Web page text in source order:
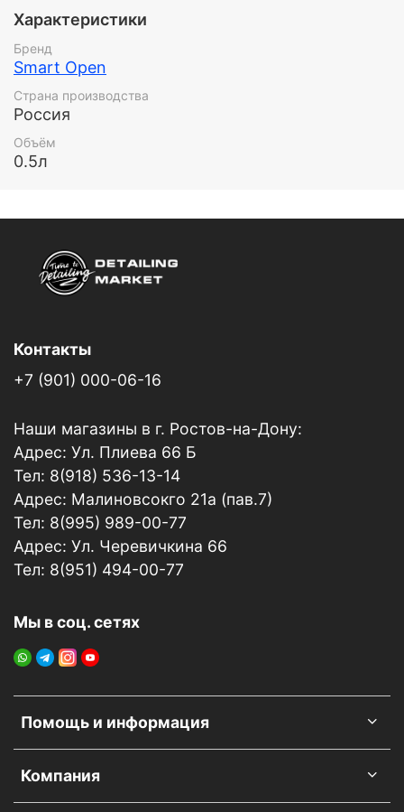
Экономия времени и средств без ущерба качеству
уборки – ваш автомобиль засверкает чистотой!
Характеристики
Бренд
Smart Open
Страна производства
Россия
Объём
0.5л
Помощь и информация
Компания
Контакты
+7 (901) 000-06-16
Наши магазины в г. Ростов-на-Дону:
Адрес: Ул. Плиева 66 Б
Тел: 8(918) 536-13-14
Адрес: Малиновсокго 21а (пав.7)
Тел: 8(995) 989-00-77
Адрес: Ул. Черевичкина 66
Тел: 8(951) 494-00-77
Мы в соц. сетях